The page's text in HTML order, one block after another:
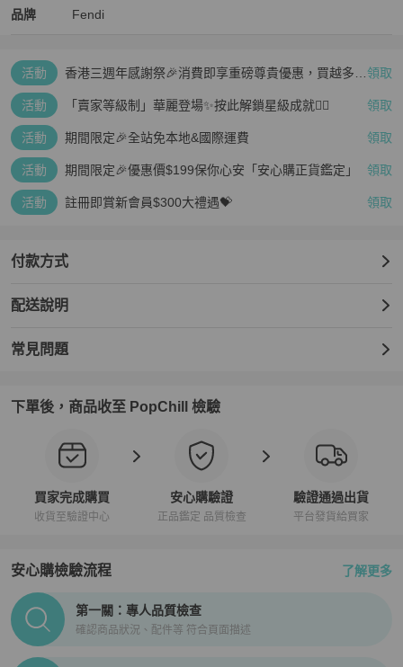
品牌
Fendi 女包品牌介紹
Fendi
Fendi 推薦清單
活動
香港三週年感謝祭🎉消費即享重磅尊貴優惠，買越多、領取
活動 「賣家等級制」華麗登場✨按此解鎖星級成就👆🏻 領取
活動 期間限定🎉全站免本地&國際運費 領取
活動 期間限定🎉優惠價$199保你心安「安心購正貨鑑定」 領取
活動 註冊即賞新會員$300大禮遇💝 領取
付款方式
配送說明
常見問題
下單後，商品收至 PopChill 檢驗
買家完成購買
收貨至驗證中心
安心購驗證
正品鑑定 品質檢查
驗證通過出貨
平台發貨給買家
安心購檢驗流程 了解更多
PopChill拍拍圈正品驗證、安心購檢驗流程介紹
第一關：專人品質檢查
確認商品狀況、配件等 符合頁面描述